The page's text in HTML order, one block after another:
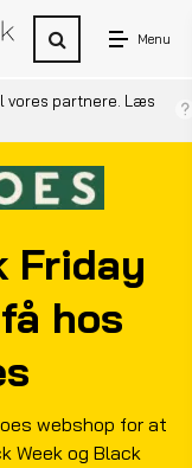
Menu
partnere. Læs
Friday
hos
webshop for at
Week og Black